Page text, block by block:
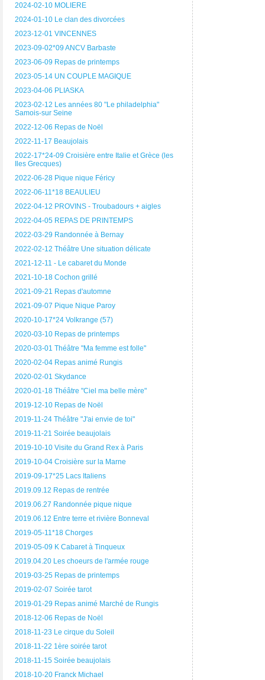
2024-02-10 MOLIERE
2024-01-10 Le clan des divorcées
2023-12-01 VINCENNES
2023-09-02*09 ANCV Barbaste
2023-06-09 Repas de printemps
2023-05-14 UN COUPLE MAGIQUE
2023-04-06 PLIASKA
2023-02-12 Les années 80 "Le philadelphia"
Samois-sur Seine
2022-12-06 Repas de Noël
2022-11-17 Beaujolais
2022-17*24-09 Croisière entre Italie et Grèce (les
Iles Grecques)
2022-06-28 Pique nique Féricy
2022-06-11*18 BEAULIEU
2022-04-12 PROVINS - Troubadours + aigles
2022-04-05 REPAS DE PRINTEMPS
2022-03-29 Randonnée à Bernay
2022-02-12 Théâtre Une situation délicate
2021-12-11 - Le cabaret du Monde
2021-10-18 Cochon grillé
2021-09-21 Repas d'automne
2021-09-07 Pique Nique Paroy
2020-10-17*24 Volkrange (57)
2020-03-10 Repas de printemps
2020-03-01 Théâtre "Ma femme est folle"
2020-02-04 Repas animé Rungis
2020-02-01 Skydance
2020-01-18 Théâtre "Ciel ma belle mère"
2019-12-10 Repas de Noël
2019-11-24 Théâtre "J'ai envie de toi"
2019-11-21 Soirée beaujolais
2019-10-10 Visite du Grand Rex à Paris
2019-10-04 Croisière sur la Marne
2019-09-17*25 Lacs Italiens
2019.09.12 Repas de rentrée
2019.06.27 Randonnée pique nique
2019.06.12 Entre terre et rivière Bonneval
2019-05-11*18 Chorges
2019-05-09 K Cabaret à Tinqueux
2019.04.20 Les choeurs de l'armée rouge
2019-03-25 Repas de printemps
2019-02-07 Soirée tarot
2019-01-29 Repas animé Marché de Rungis
2018-12-06 Repas de Noël
2018-11-23 Le cirque du Soleil
2018-11-22 1ère soirée tarot
2018-11-15 Soirée beaujolais
2018-10-20 Franck Michael